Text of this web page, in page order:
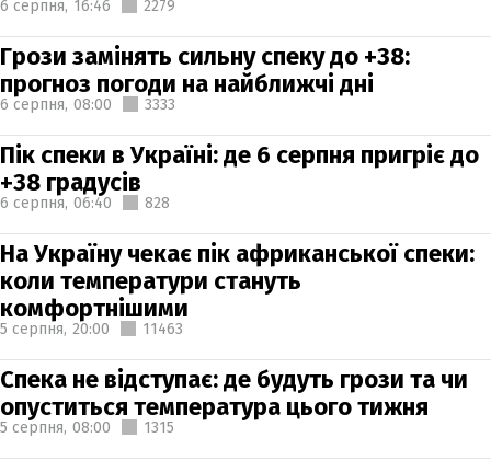
6 серпня, 16:46 2279
Грози замінять сильну спеку до +38:
прогноз погоди на найближчі дні
6 серпня, 08:00 3333
Пік спеки в Україні: де 6 серпня пригріє до
+38 градусів
6 серпня, 06:40 828
На Україну чекає пік африканської спеки:
коли температури стануть
комфортнішими
5 серпня, 20:00 11463
Спека не відступає: де будуть грози та чи
опуститься температура цього тижня
5 серпня, 08:00 1315